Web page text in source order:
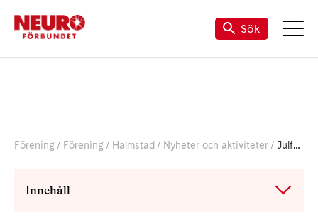
Sök
Förening Förening Halmstad Nyheter och aktiviteter Julfest i Villa Pollux
Innehåll